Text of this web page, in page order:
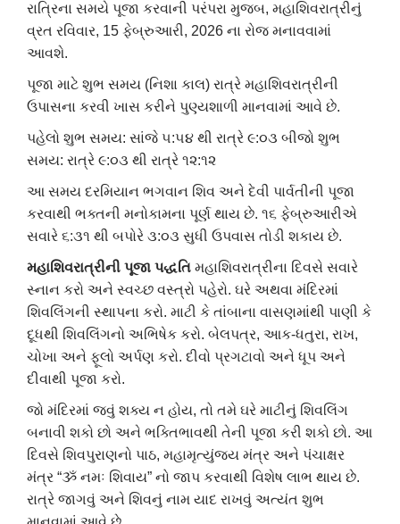
રાત્રિના સમયે પૂજા કરવાની પરંપરા મુજબ, મહાશિવરાત્રીનું
વ્રત રવિવાર, 15 ફેબ્રુઆરી, 2026 ના રોજ મનાવવામાં
આવશે.
પૂજા માટે શુભ સમય (નિશા કાલ) રાત્રે મહાશિવરાત્રીની
ઉપાસના કરવી ખાસ કરીને પુણ્યશાળી માનવામાં આવે છે.
પહેલો શુભ સમય: સાંજે ૫:૫૪ થી રાત્રે ૯:૦૩ બીજો શુભ
સમય: રાત્રે ૯:૦૩ થી રાત્રે ૧૨:૧૨
આ સમય દરમિયાન ભગવાન શિવ અને દેવી પાર્વતીની પૂજા
કરવાથી ભક્તની મનોકામના પૂર્ણ થાય છે. ૧૬ ફેબ્રુઆરીએ
સવારે ૬:૩૧ થી બપોરે ૩:૦૩ સુધી ઉપવાસ તોડી શકાય છે.
મહાશિવરાત્રીની પૂજા પદ્ધતિ મહાશિવરાત્રીના દિવસે સવારે
સ્નાન કરો અને સ્વચ્છ વસ્ત્રો પહેરો. ઘરે અથવા મંદિરમાં
શિવલિંગની સ્થાપના કરો. માટી કે તાંબાના વાસણમાંથી પાણી કે
દૂધથી શિવલિંગનો અભિષેક કરો. બેલપત્ર, આક-ધતુરા, રાખ,
ચોખા અને ફૂલો અર્પણ કરો. દીવો પ્રગટાવો અને ધૂપ અને
દીવાથી પૂજા કરો.
જો મંદિરમાં જવું શક્ય ન હોય, તો તમે ઘરે માટીનું શિવલિંગ
બનાવી શકો છો અને ભક્તિભાવથી તેની પૂજા કરી શકો છો. આ
દિવસે શિવપુરાણનો પાઠ, મહામૃત્યુંજય મંત્ર અને પંચાક્ષર
મંત્ર “ૐ નમઃ શિવાય” નો જાપ કરવાથી વિશેષ લાભ થાય છે.
રાત્રે જાગવું અને શિવનું નામ યાદ રાખવું અત્યંત શુભ